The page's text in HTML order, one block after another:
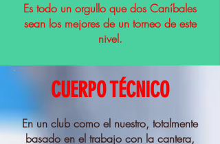
Es todo un orgullo que dos Caníbales
sean los mejores de un torneo de este
nivel.
CUERPO TÉCNICO
En un club como el nuestro, totalmente
basado en el trabajo con la cantera,